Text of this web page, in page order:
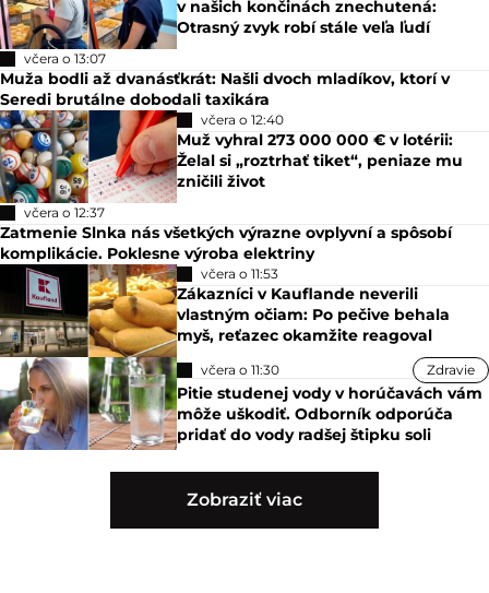
v našich končinách znechutená:
Otrasný zvyk robí stále veľa ľudí
včera o 13:07
Muža bodli až dvanásťkrát: Našli dvoch mladíkov, ktorí v
Seredi brutálne dobodali taxikára
včera o 12:40
Muž vyhral 273 000 000 € v lotérii:
Želal si „roztrhať tiket“, peniaze mu
zničili život
včera o 12:37
Zatmenie Slnka nás všetkých výrazne ovplyvní a spôsobí
komplikácie. Poklesne výroba elektriny
včera o 11:53
Zákazníci v Kauflande neverili
vlastným očiam: Po pečive behala
myš, reťazec okamžite reagoval
včera o 11:30 Zdravie
Pitie studenej vody v horúčavách vám
môže uškodiť. Odborník odporúča
pridať do vody radšej štipku soli
Zobraziť viac